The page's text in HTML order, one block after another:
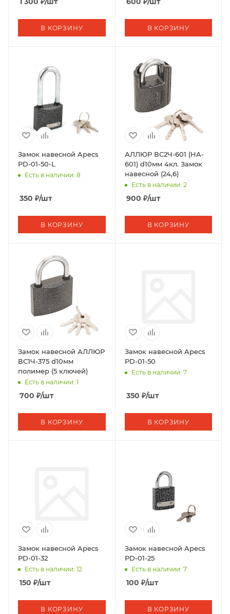
В КОРЗИНУ В КОРЗИНУ
Замок навесной Apecs
PD-01-50-L
Есть в наличии: 8
350 ₽/шт
В КОРЗИНУ
АЛЛЮР ВС2Ч-601 (HA-
601) d10мм 4кл. Замок
навесной (24,6)
Есть в наличии: 2
900 ₽/шт
В КОРЗИНУ
Замок навесной АЛЛЮР
ВС1Ч-375 d10мм
полимер (5 ключей)
Есть в наличии: 1
700 ₽/шт
В КОРЗИНУ
Замок навесной Apecs
PD-01-50
Есть в наличии: 7
350 ₽/шт
В КОРЗИНУ
Замок навесной Apecs
PD-01-32
Есть в наличии: 12
150 ₽/шт
В КОРЗИНУ
Замок навесной Apecs
PD-01-25
Есть в наличии: 7
100 ₽/шт
В КОРЗИНУ